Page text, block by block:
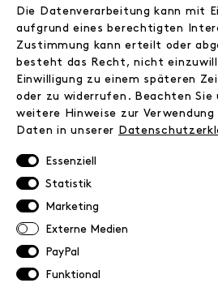
Zahlungsinformationen
Versand
Retoure
Widerrufsrecht
Datenschutz
AGB
NEWSLETTER
E-MAIL
Die Datenverarbeitung kann mit
aufgrund eines berechtigten
Zustimmung kann erteilt oder
besteht das Recht, nicht
Einwilligung zu einem späteren
oder zu widerrufen. Beachten Sie
weitere Hinweise zur Verwendung
Daten in unserer
Essenziell
Statistik
Marketing
Externe Medien
PayPal
Funktional